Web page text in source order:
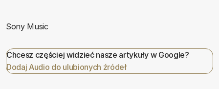
Sony Music
Chcesz częściej widzieć nasze artykuły w Google?
Dodaj Audio do ulubionych źródeł